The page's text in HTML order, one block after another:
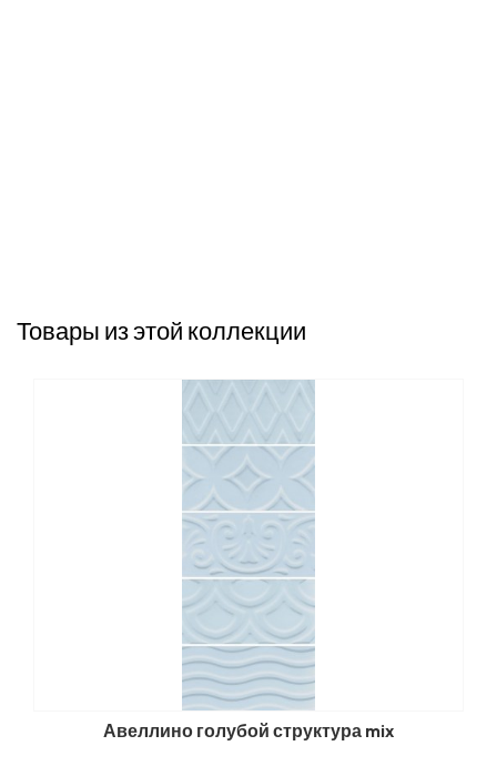
Товары из этой коллекции
Авеллино голубой структура mix